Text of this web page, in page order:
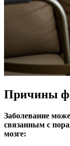
Причины
Заболевание
связанным с
мозге: